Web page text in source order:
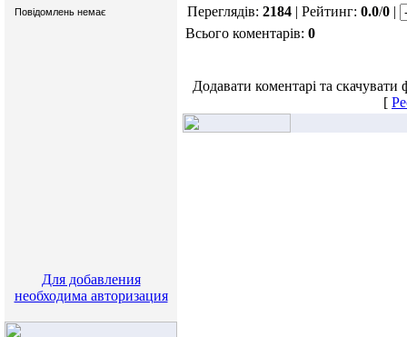
Для добавления
необходима авторизация
Переглядів: 2184 | Рейтинг: 0.0/0 |
Всього коментарів: 0
Додавати коментарі та
[